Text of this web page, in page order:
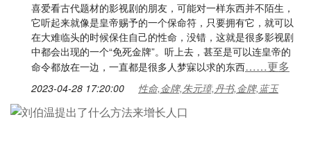
喜爱看古代题材的影视剧的朋友，可能对一样东西并不陌生，
它听起来就像是皇帝赐予的一个保命符，只要拥有它，就可以
在大难临头的时候保住自己的性命，没错，这就是很多影视剧
中都会出现的一个“免死金牌”。听上去，甚至是可以连皇帝的
命令都放在一边，一直都是很多人梦寐以求的东西……更多
2023-04-28 17:20:00 性命,金牌,朱元璋,丹书,金牌,蓝玉